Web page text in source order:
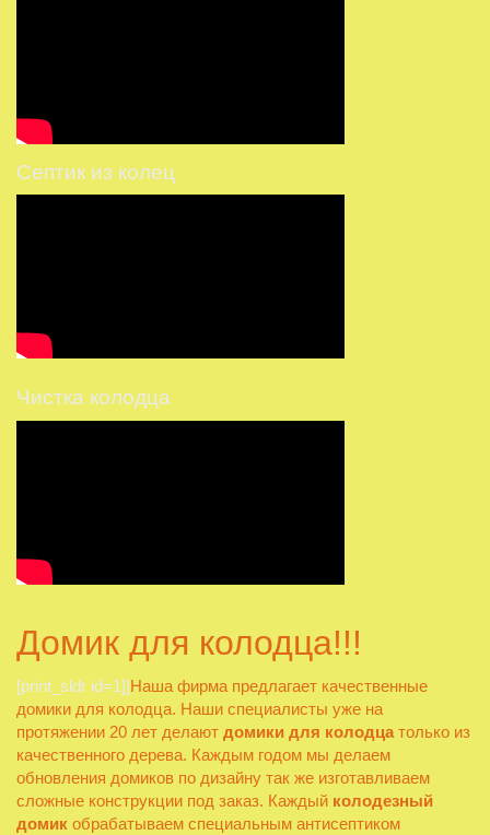
Септик из колец
Чистка колодца
Домик для колодца!!!
[print_sldr id=1]]Наша фирма предлагает качественные
домики для колодца. Наши специалисты уже на
протяжении 20 лет делают домики для колодца только из
качественного дерева. Каждым годом мы делаем
обновления домиков по дизайну так же изготавливаем
сложные конструкции под заказ. Каждый колодезный
домик обрабатываем специальным антисептиком